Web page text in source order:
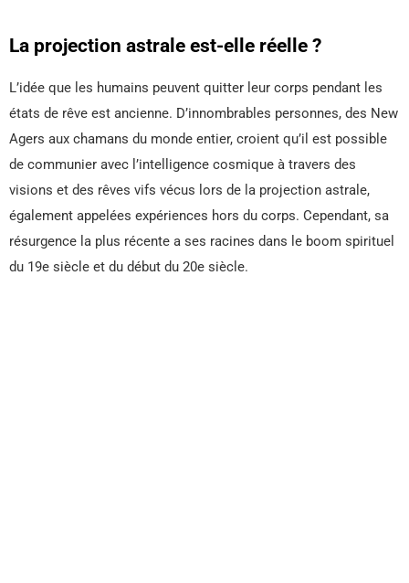
La projection astrale est-elle réelle ?
L’idée que les humains peuvent quitter leur corps pendant les
états de rêve est ancienne. D’innombrables personnes, des New
Agers aux chamans du monde entier, croient qu’il est possible
de communier avec l’intelligence cosmique à travers des
visions et des rêves vifs vécus lors de la projection astrale,
également appelées expériences hors du corps. Cependant, sa
résurgence la plus récente a ses racines dans le boom spirituel
du 19e siècle et du début du 20e siècle.